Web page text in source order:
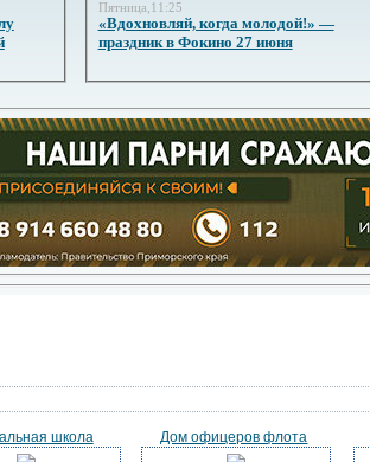
Пятница,11:25
«Вдохновляй, когда молодой!» —
праздник в Фокино 27 июня
школа Дом офицеров флота